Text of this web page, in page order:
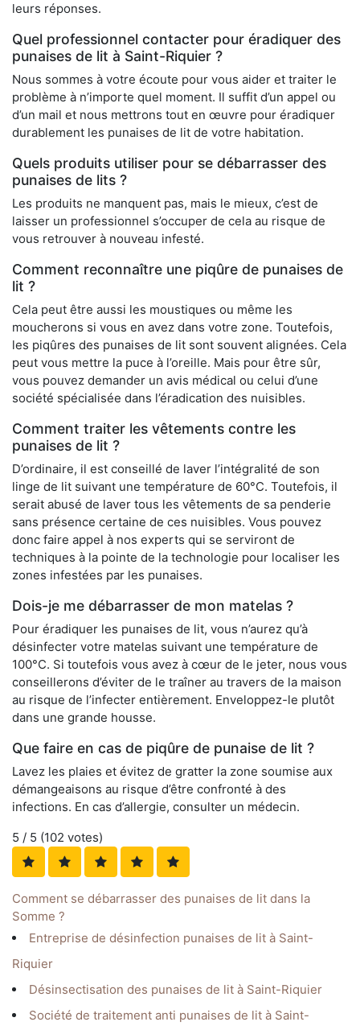
leurs réponses.
Quel professionnel contacter pour éradiquer des
punaises de lit à Saint-Riquier ?
Nous sommes à votre écoute pour vous aider et traiter le
problème à n’importe quel moment. Il suffit d’un appel ou
d’un mail et nous mettrons tout en œuvre pour éradiquer
durablement les punaises de lit de votre habitation.
Quels produits utiliser pour se débarrasser des
punaises de lits ?
Les produits ne manquent pas, mais le mieux, c’est de
laisser un professionnel s’occuper de cela au risque de
vous retrouver à nouveau infesté.
Comment reconnaître une piqûre de punaises de
lit ?
Cela peut être aussi les moustiques ou même les
moucherons si vous en avez dans votre zone. Toutefois,
les piqûres des punaises de lit sont souvent alignées. Cela
peut vous mettre la puce à l’oreille. Mais pour être sûr,
vous pouvez demander un avis médical ou celui d’une
société spécialisée dans l’éradication des nuisibles.
Comment traiter les vêtements contre les
punaises de lit ?
D’ordinaire, il est conseillé de laver l’intégralité de son
linge de lit suivant une température de 60°C. Toutefois, il
serait abusé de laver tous les vêtements de sa penderie
sans présence certaine de ces nuisibles. Vous pouvez
donc faire appel à nos experts qui se serviront de
techniques à la pointe de la technologie pour localiser les
zones infestées par les punaises.
Dois-je me débarrasser de mon matelas ?
Pour éradiquer les punaises de lit, vous n’aurez qu’à
désinfecter votre matelas suivant une température de
100°C. Si toutefois vous avez à cœur de le jeter, nous vous
conseillerons d’éviter de le traîner au travers de la maison
au risque de l’infecter entièrement. Enveloppez-le plutôt
dans une grande housse.
Que faire en cas de piqûre de punaise de lit ?
Lavez les plaies et évitez de gratter la zone soumise aux
démangeaisons au risque d’être confronté à des
infections. En cas d’allergie, consulter un médecin.
5 / 5 (102 votes)
Comment se débarrasser des punaises de lit dans la
Somme ?
Entreprise de désinfection punaises de lit à Saint-
Riquier
Désinsectisation des punaises de lit à Saint-Riquier
Société de traitement anti punaises de lit à Saint-